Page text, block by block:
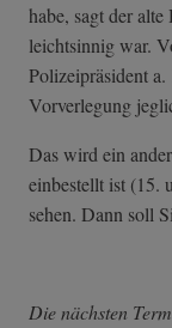
habe, sagt der
leichtsinnig war.
Polizeipräsident
Vorverlegung
Das wird ein
einbestellt ist (15.
sehen. Dann soll
Die nächsten